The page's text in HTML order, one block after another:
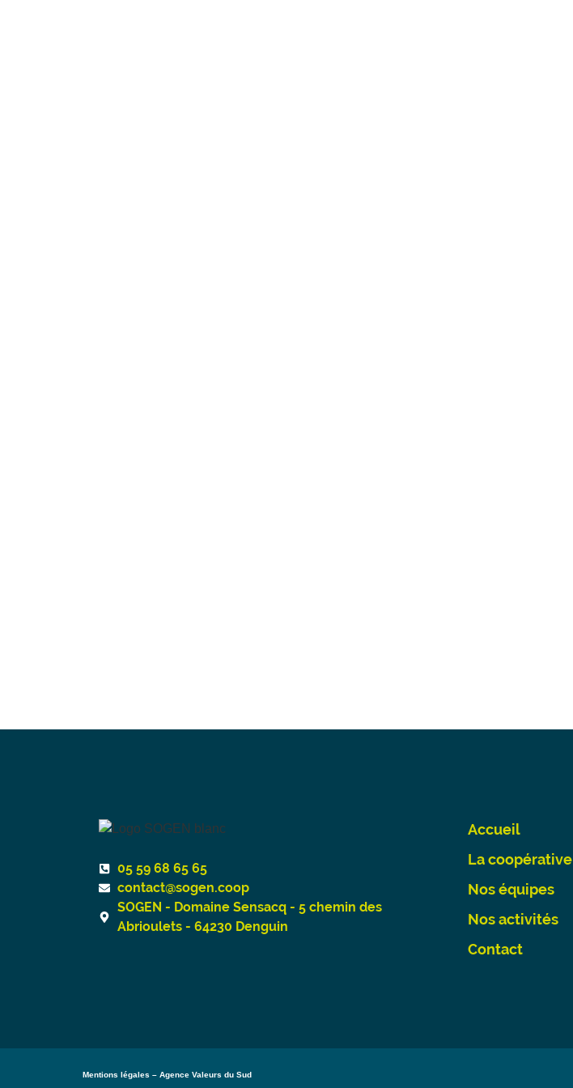
05 59 68 65 65
contact@sogen.coop
SOGEN - Domaine Sensacq - 5 chemin des
Abrioulets - 64230 Denguin
Accueil
La coopérative
Nos équipes
Nos activités
Contact
Mentions légales – Agence Valeurs du Sud